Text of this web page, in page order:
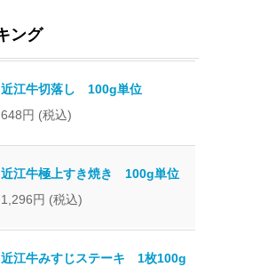
近江牛切落し 100g単位
648円 (税込)
近江牛極上すき焼き 100g単位
1,296円 (税込)
近江牛みすじステーキ 1枚100g